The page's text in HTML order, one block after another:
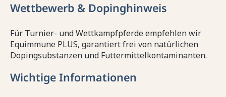
Wettbewerb & Dopinghinweis
Für Turnier- und Wettkampfpferde empfehlen wir
Equimmune PLUS, garantiert frei von natürlichen
Dopingsubstanzen und Futtermittelkontaminanten.
Wichtige Informationen